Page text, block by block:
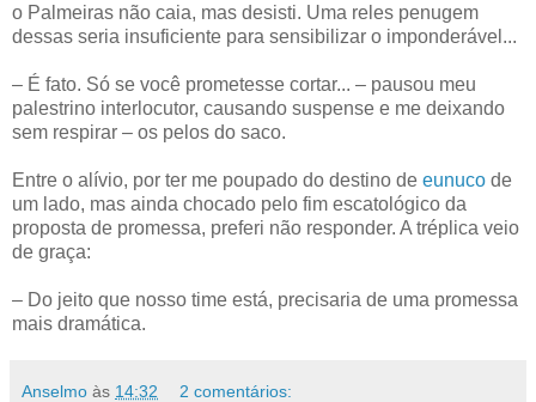
o Palmeiras não caia, mas desisti. Uma reles penugem
dessas seria insuficiente para sensibilizar o imponderável...
– É fato. Só se você prometesse cortar... – pausou meu
palestrino interlocutor, causando suspense e me deixando
sem respirar – os pelos do saco.
Entre o alívio, por ter me poupado do destino de eunuco de
um lado, mas ainda chocado pelo fim escatológico da
proposta de promessa, preferi não responder. A tréplica veio
de graça:
– Do jeito que nosso time está, precisaria de uma promessa
mais dramática.
Anselmo às 14:32 2 comentários: